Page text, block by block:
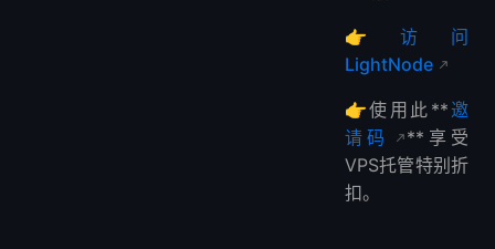
👉 访问
LightNode
👉使用此**邀
请码
**享受
VPS托管特别折
扣。